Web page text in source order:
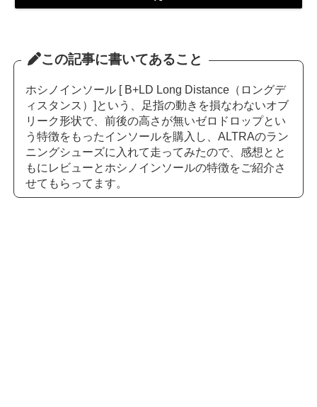
この記事に書いてあること
ホシノインソール [ B+LD Long Distance（ロングデ
ィスタンス）]という、足指の動きを損なわないオブ
リーク形状で、前後の高さが無いゼロドロップとい
う特徴をもったインソールを購入し、ALTRAのラン
ニングシューズに入れて走ってみたので、感想とと
もにレビューとホシノインソールの特徴をご紹介さ
せてもらってます。